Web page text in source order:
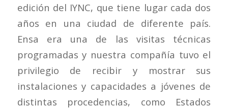
edición del IYNC, que tiene lugar cada dos
años en una ciudad de diferente país.
Ensa era una de las visitas técnicas
programadas y nuestra compañía tuvo el
privilegio de recibir y mostrar sus
instalaciones y capacidades a jóvenes de
distintas procedencias, como Estados